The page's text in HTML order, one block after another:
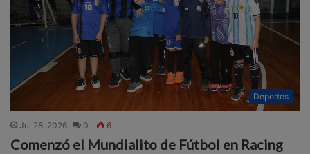
Deportes
Jul 28, 2026 0 6
Comenzó el Mundialito de Fútbol en Racing